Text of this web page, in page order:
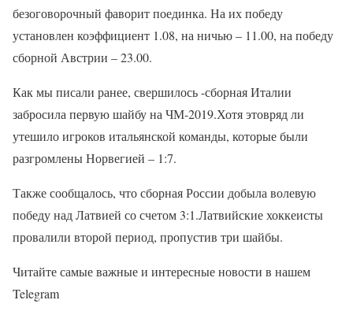
безоговорочный фаворит поединка. На их победу
установлен коэффициент 1.08, на ничью – 11.00, на победу
сборной Австрии – 23.00.
Как мы писали ранее, свершилось -сборная Италии
забросила первую шайбу на ЧМ-2019.Хотя этовряд ли
утешило игроков итальянской команды, которые были
разгромлены Норвегией – 1:7.
Также сообщалось, что сборная России добыла волевую
победу над Латвией со счетом 3:1.Латвийские хоккеисты
провалили второй период, пропустив три шайбы.
Читайте самые важные и интересные новости в нашем
Telegram